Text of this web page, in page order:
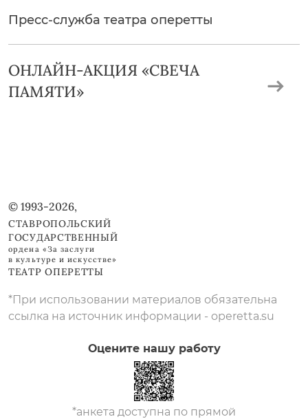
Пресс-служба театра оперетты
ОНЛАЙН-АКЦИЯ «СВЕЧА
ПАМЯТИ»
© 1993-2026,
СТАВРОПОЛЬСКИЙ
ГОСУДАРСТВЕННЫЙ
ордена «За заслуги
в культуре и искусстве»
ТЕАТР ОПЕРЕТТЫ
*При использовании материалов обязательна
ссылка на источник информации - operetta.su
Оцените нашу работу
*анкета доступна по прямой